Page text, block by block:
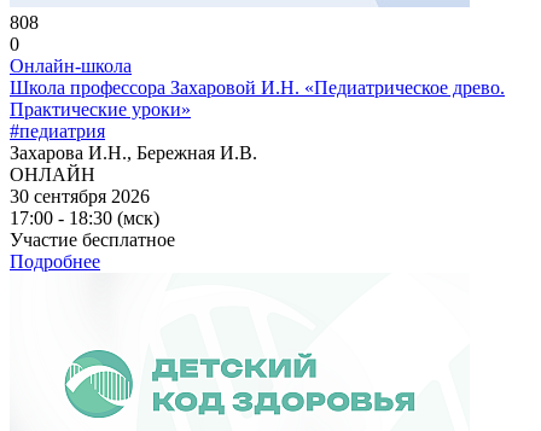
808
0
Онлайн-школа
Школа профессора Захаровой И.Н. «Педиатрическое древо.
Практические уроки»
#педиатрия
Захарова И.Н., Бережная И.В.
ОНЛАЙН
30 сентября 2026
17:00 - 18:30 (мск)
Участие бесплатное
Подробнее